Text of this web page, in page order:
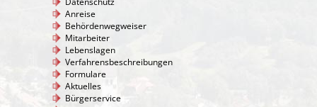
Anreise
Behördenwegweiser
Mitarbeiter
Lebenslagen
Verfahrensbeschreibungen
Formulare
Aktuelles
Bürgerservice